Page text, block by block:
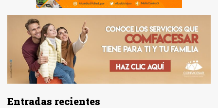
Entradas recientes